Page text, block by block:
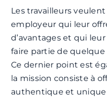
Les travailleurs
employeur qui leur
d’avantages et qui
faire partie de
Ce dernier point est
la mission consiste à
authentique et unique